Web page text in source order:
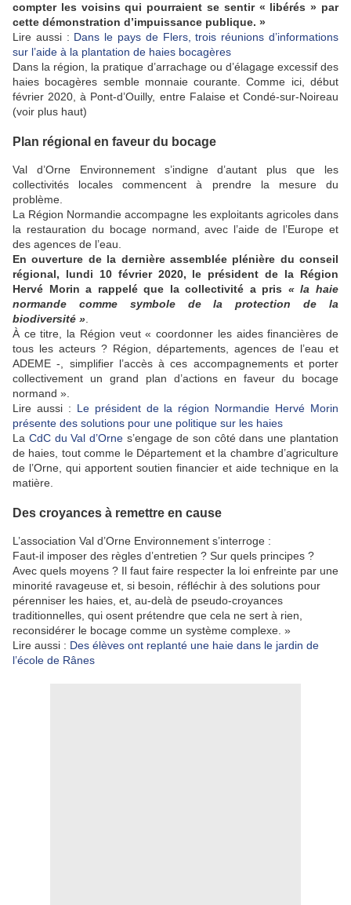
compter les voisins qui pourraient se sentir « libérés » par
cette démonstration d’impuissance publique. »
Lire aussi : Dans le pays de Flers, trois réunions d’informations
sur l’aide à la plantation de haies bocagères
Dans la région, la pratique d’arrachage ou d’élagage excessif des
haies bocagères semble monnaie courante. Comme ici, début
février 2020, à Pont-d’Ouilly, entre Falaise et Condé-sur-Noireau
(voir plus haut)
Plan régional en faveur du bocage
Val d’Orne Environnement s’indigne d’autant plus que les
collectivités locales commencent à prendre la mesure du
problème.
La Région Normandie accompagne les exploitants agricoles dans
la restauration du bocage normand, avec l’aide de l’Europe et
des agences de l’eau.
En ouverture de la dernière assemblée plénière du conseil
régional, lundi 10 février 2020, le président de la Région
Hervé Morin a rappelé que la collectivité a pris « la haie
normande comme symbole de la protection de la
biodiversité »
À ce titre, la Région veut « coordonner les aides financières de
tous les acteurs ? Région, départements, agences de l’eau et
ADEME -, simplifier l’accès à ces accompagnements et porter
collectivement un grand plan d’actions en faveur du bocage
normand ».
Lire aussi : Le président de la région Normandie Hervé Morin
présente des solutions pour une politique sur les haies
La CdC du Val d’Orne s’engage de son côté dans une plantation
de haies, tout comme le Département et la chambre d’agriculture
de l’Orne, qui apportent soutien financier et aide technique en la
matière.
Des croyances à remettre en cause
L’association Val d’Orne Environnement s’interroge :
Faut-il imposer des règles d’entretien ? Sur quels principes ?
Avec quels moyens ? Il faut faire respecter la loi enfreinte par une
minorité ravageuse et, si besoin, réfléchir à des solutions pour
pérenniser les haies, et, au-delà de pseudo-croyances
traditionnelles, qui osent prétendre que cela ne sert à rien,
reconsidérer le bocage comme un système complexe. »
Lire aussi : Des élèves ont replanté une haie dans le jardin de
l’école de Rânes